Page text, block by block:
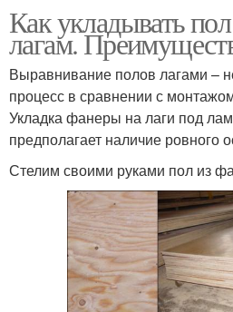
Как укладывать
лагам.
Выравнивание полов лагами –
процесс в сравнении с
Укладка фанеры на лаги под
предполагает наличие ровного
Стелим своими руками пол из